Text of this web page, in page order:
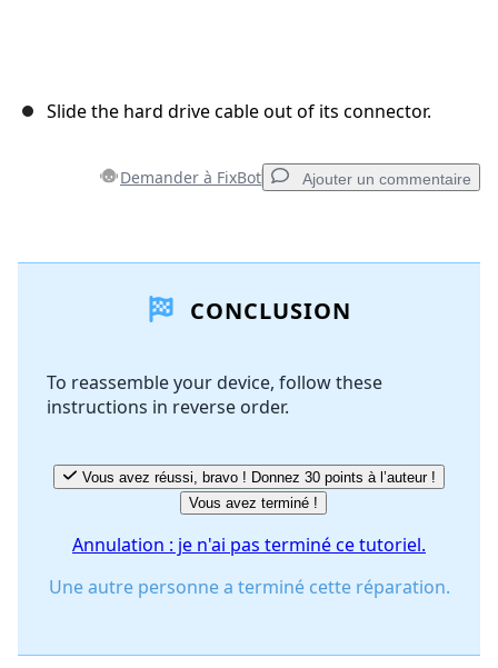
Slide the hard drive cable out of its connector.
Demander à FixBot Ajouter un commentaire
Ajouter un commentaire
Annuler Publier un commentaire
CONCLUSION
To reassemble your device, follow these
instructions in reverse order.
Vous avez réussi, bravo ! Donnez 30 points à l’auteur !
Vous avez terminé !
Annulation : je n'ai pas terminé ce tutoriel.
Une autre personne a terminé cette réparation.